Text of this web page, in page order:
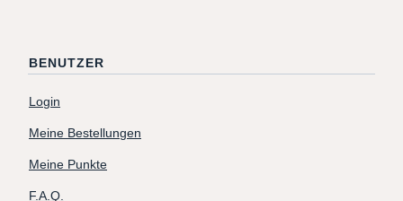
BENUTZER
Login
Meine Bestellungen
Meine Punkte
F.A.Q.